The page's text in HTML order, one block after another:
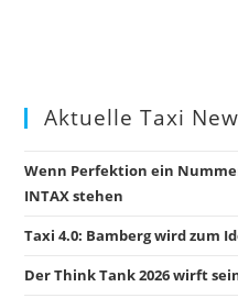
Aktuelle Taxi
Wenn Perfektion ein
INTAX stehen
Taxi 4.0: Bamberg wird zum
Der Think Tank 2026 wirft